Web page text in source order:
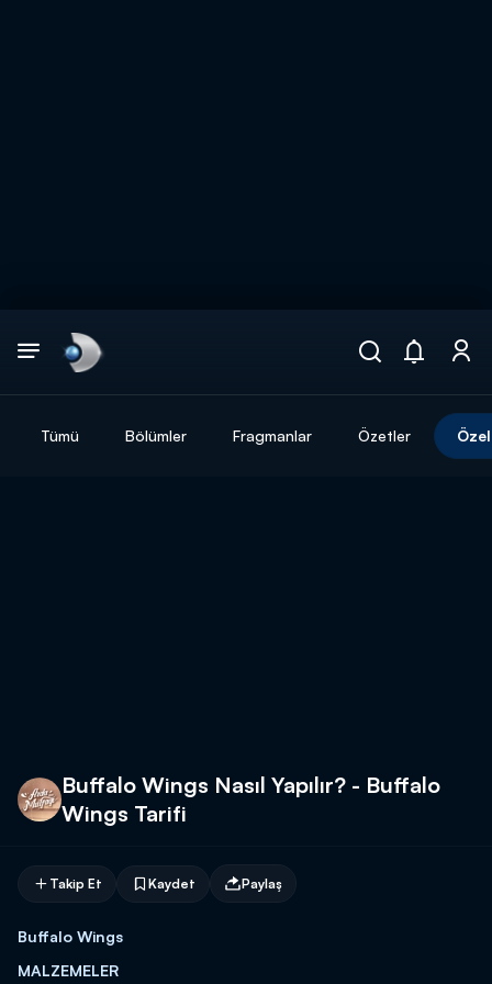
Tümü Bölümler Fragmanlar Özetler
Buffalo Wings Nasıl Yapılır? - Buffalo
Wings Tarifi
Takip Et Kaydet Paylaş
Buffalo Wings
MALZEMELER